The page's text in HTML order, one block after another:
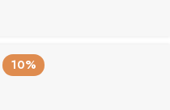
10%